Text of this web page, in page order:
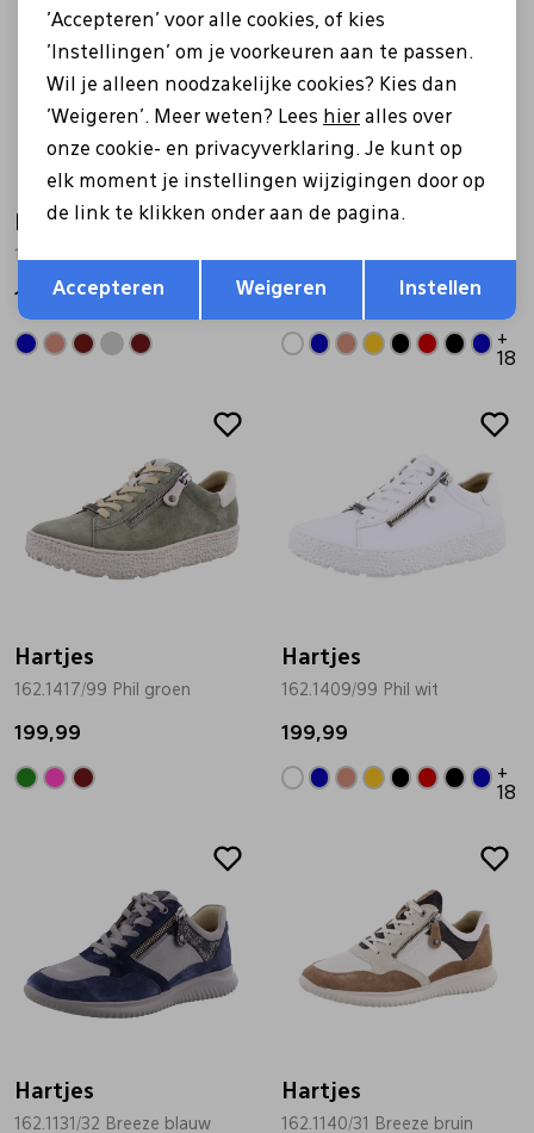
Hartjes
162.1144/31 Breeze beige
199,99
Hartjes
199,99
+
18
Hartjes
162.1417/99 Phil groen
199,99
Hartjes
162.1409/99 Phil wit
199,99
+
18
Hartjes
162.1131/32 Breeze blauw
Hartjes
162.1140/31 Breeze bruin
Terug Opslaan
'Accepteren' voor alle cookies, of kies
'Instellingen' om je voorkeuren aan te passen.
Wil je alleen noodzakelijke cookies? Kies dan
'Weigeren'. Meer weten? Lees hier alles over
onze cookie- en privacyverklaring. Je kunt op
elk moment je instellingen wijzigingen door op
de link te klikken onder aan de pagina.
Accepteren Weigeren Instellen